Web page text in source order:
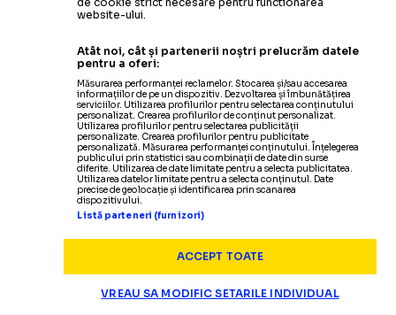
„OGĂRARU ERA ACOLO”
Noul fundaș al Rapidului,
despre cum a început fotbalul șivedetele Olandeicu
care a fost coleg: „Cea mai bună academie din
George Ogăraru,despre
performanțele României U19:
„Suntem un club formator”
Citește mai mult
un „tricolor” după cele trei
înfrângeri de laEURO U21:„Mi-a
plăcut în mod special”
Citește mai mult
NATIONALA
de a se califica la CM 2026: „Nu
ne permitem pași greșiți”
website-ului.
Atât noi, cât și partenerii noștri prelucrăm datele
pentru a oferi:
Măsurarea performanței reclamelor. Stocarea și/sau accesarea
informațiilor de pe un dispozitiv. Dezvoltarea și îmbunătățirea
serviciilor. Utilizarea profilurilor pentru selectarea conținutului
personalizat. Crearea profilurilor de conținut personalizat.
Utilizarea profilurilor pentru selectarea publicității
personalizate. Crearea profilurilor pentru publicitate
personalizată. Măsurarea performanței conținutului. Înțelegerea
publicului prin statistici sau combinații de date din surse
diferite. Utilizarea de date limitate pentru a selecta publicitatea.
Utilizarea datelor limitate pentru a selecta conținutul. Date
precise de geolocație și identificarea prin scanarea
dispozitivului.
Listă parteneri (furnizori)
ACCEPT TOATE
VREAU SA MODIFIC SETARILE INDIVIDUAL